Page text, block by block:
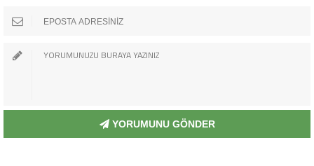
YORUMUNU GÖNDER